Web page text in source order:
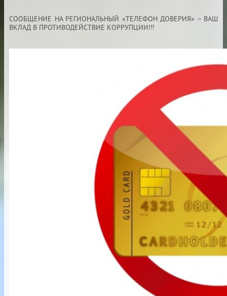
СООБЩЕНИЕ НА РЕГИОНАЛЬНЫЙ «ТЕЛЕФОН ДОВЕРИЯ» – ВАШ
ВКЛАД В ПРОТИВОДЕЙСТВИЕ КОРРУПЦИИ!‼